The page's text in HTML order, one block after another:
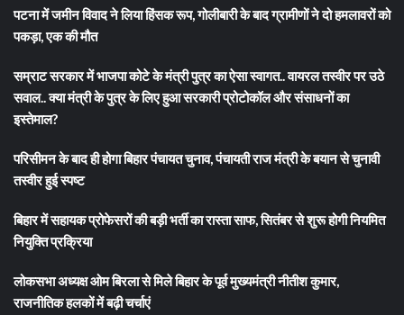
पटना में जमीन विवाद ने लिया हिंसक रूप, गोलीबारी के बाद ग्रामीणों ने दो हमलावरों को
पकड़ा, एक की मौत
सम्राट सरकार में भाजपा कोटे के मंत्री पुत्र का ऐसा स्वागत.. वायरल तस्वीर पर उठे
सवाल.. क्या मंत्री के पुत्र के लिए हुआ सरकारी प्रोटोकॉल और संसाधनों का
इस्तेमाल?
परिसीमन के बाद ही होगा बिहार पंचायत चुनाव, पंचायती राज मंत्री के बयान से चुनावी
तस्वीर हुई स्पष्ट
बिहार में सहायक प्रोफेसरों की बड़ी भर्ती का रास्ता साफ, सितंबर से शुरू होगी नियमित
नियुक्ति प्रक्रिया
लोकसभा अध्यक्ष ओम बिरला से मिले बिहार के पूर्व मुख्यमंत्री नीतीश कुमार,
राजनीतिक हलकों में बढ़ी चर्चाएं